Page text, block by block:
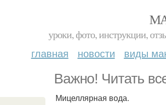
уроки, фото, инструкции,
главная новости виды
Важно! Читать
Мицеллярная вода.